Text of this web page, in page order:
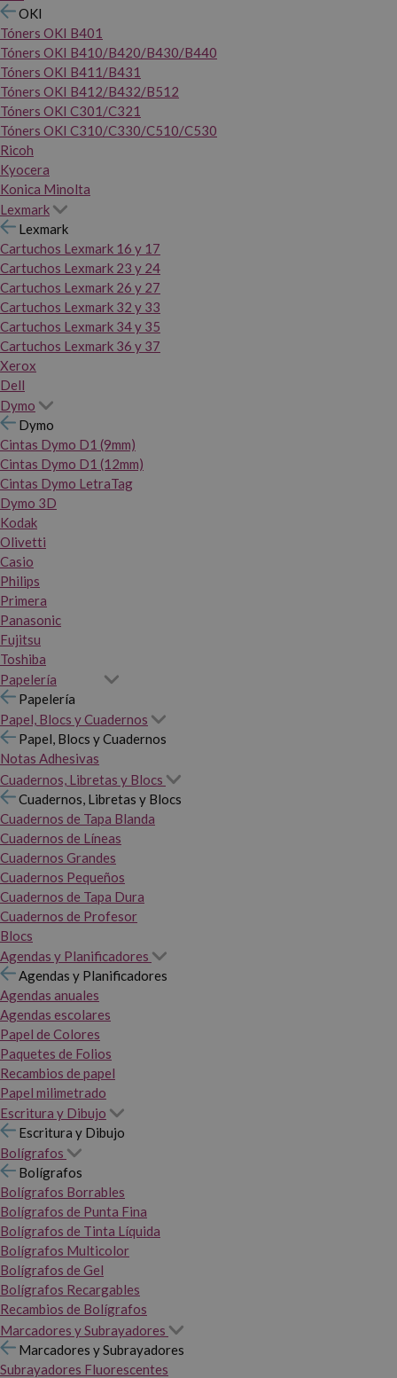
OKI
Tóners OKI B401
Tóners OKI B410/B420/B430/B440
Tóners OKI B411/B431
Tóners OKI B412/B432/B512
Tóners OKI C301/C321
Tóners OKI C310/C330/C510/C530
Ricoh
Kyocera
Konica Minolta
Lexmark
Lexmark
Cartuchos Lexmark 16 y 17
Cartuchos Lexmark 23 y 24
Cartuchos Lexmark 26 y 27
Cartuchos Lexmark 32 y 33
Cartuchos Lexmark 34 y 35
Cartuchos Lexmark 36 y 37
Xerox
Dell
Dymo
Dymo
Cintas Dymo D1 (9mm)
Cintas Dymo D1 (12mm)
Cintas Dymo LetraTag
Dymo 3D
Kodak
Olivetti
Casio
Philips
Primera
Panasonic
Fujitsu
Toshiba
Papelería
Papelería
Papel, Blocs y Cuadernos
Papel, Blocs y Cuadernos
Notas Adhesivas
Cuadernos, Libretas y Blocs
Cuadernos, Libretas y Blocs
Cuadernos de Tapa Blanda
Cuadernos de Líneas
Cuadernos Grandes
Cuadernos Pequeños
Cuadernos de Tapa Dura
Cuadernos de Profesor
Blocs
Agendas y Planificadores
Agendas y Planificadores
Agendas anuales
Agendas escolares
Papel de Colores
Paquetes de Folios
Recambios de papel
Papel milimetrado
Escritura y Dibujo
Escritura y Dibujo
Bolígrafos
Bolígrafos
Bolígrafos Borrables
Bolígrafos de Punta Fina
Bolígrafos de Tinta Líquida
Bolígrafos Multicolor
Bolígrafos de Gel
Bolígrafos Recargables
Recambios de Bolígrafos
Marcadores y Subrayadores
Marcadores y Subrayadores
Subrayadores Fluorescentes